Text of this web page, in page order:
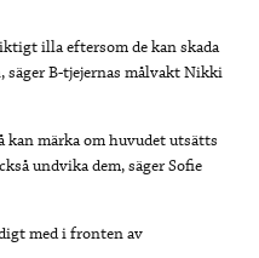
illa eftersom de kan skada
B-tjejernas målvakt Nikki
kan märka om huvudet utsätts
undvika dem, säger Sofie
med i fronten av